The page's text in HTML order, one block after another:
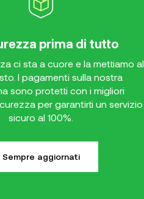
prima di tutto
ci sta a cuore e la mettiamo al
I pagamenti sulla nostra
sono protetti con i migliori
per garantirti un servizio
sicuro al 100%.
Sempre aggiornati